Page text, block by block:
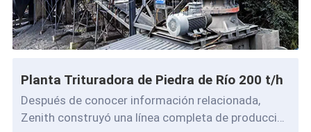
Planta Trituradora de Piedra de Río 200 t/h
Después de conocer información relacionada,
Zenith construyó una línea completa de producción